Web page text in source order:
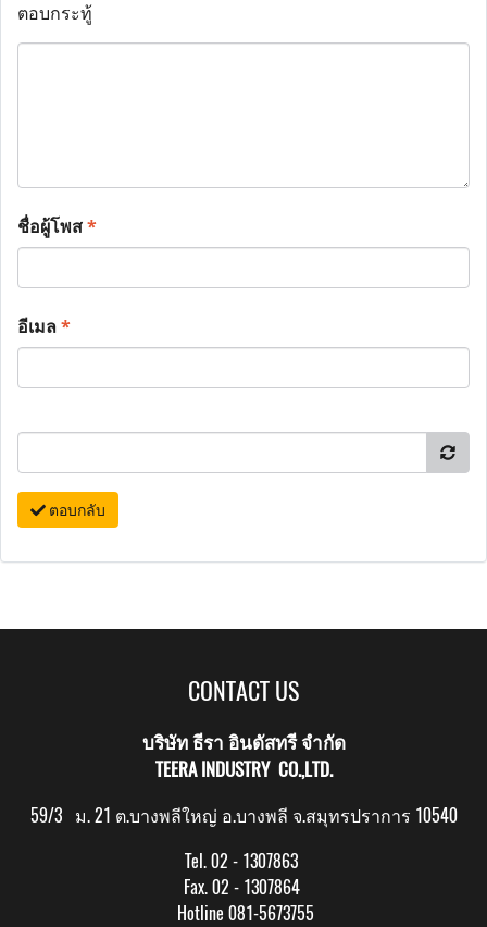
ตอบกระทู้
ชื่อผู้โพส*
อีเมล*
ตอบกลับ
CONTACT US
บริษัท ธีรา อินดัสทรี จำกัด
TEERA INDUSTRY CO.,LTD.
59/3 ม. 21 ต.บางพลีใหญ่ อ.บางพลี จ.สมุทรปราการ 10540
Tel. 02 - 1307863
Fax. 02 - 1307864
Hotline 081-5673755